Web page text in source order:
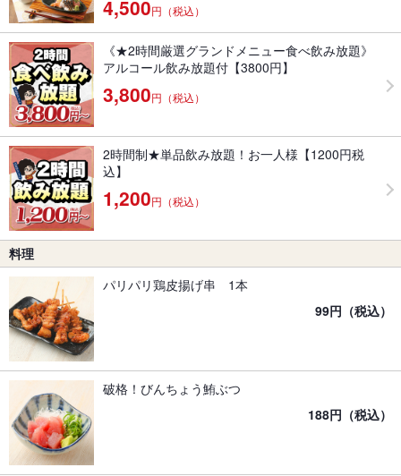
4,500円（税込）
《★2時間厳選グランドメニュー食べ飲み放題》
アルコール飲み放題付【3800円】
3,800円（税込）
2時間制★単品飲み放題！お一人様【1200円税
込】
1,200円（税込）
料理
パリパリ鶏皮揚げ串 1本
99円（税込）
破格！びんちょう鮪ぶつ
188円（税込）